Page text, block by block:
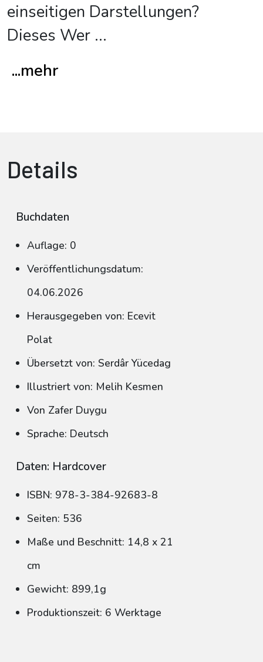
einseitigen Darstellungen?
Dieses Wer ...
...mehr
Details
Buchdaten
Auflage: 0
Veröffentlichungsdatum:
04.06.2026
Herausgegeben von: Ecevit
Polat
Übersetzt von: Serdâr Yücedag
Illustriert von: Melih Kesmen
Von Zafer Duygu
Sprache: Deutsch
Daten: Hardcover
ISBN: 978-3-384-92683-8
Seiten: 536
Maße und Beschnitt: 14,8 x 21
cm
Gewicht: 899,1g
Produktionszeit: 6 Werktage